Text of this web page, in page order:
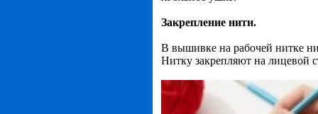
Закрепление нити.
В вышивке на рабочей нитке
Нитку закрепляют на лицевой